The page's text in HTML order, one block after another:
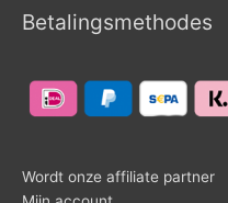
Betalingsmethodes
Wordt onze affiliate partner